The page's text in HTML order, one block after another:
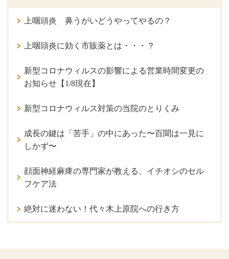
上咽頭炎 鼻うがいどうやってやるの？
上咽頭炎に効く市販薬とは・・・？
新型コロナウィルスの影響による営業時間変更の
お知らせ【1/8現在】
新型コロナウィルス対策の当院のとりくみ
成長の鍵は「苦手」の中にあった〜百聞は一見に
しかず〜
顔面神経麻痺の専門家が教える、イチオシのセル
フケア法
絶対に迷わない！代々木上原院への行き方